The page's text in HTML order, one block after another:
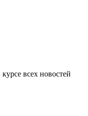
всех новостей